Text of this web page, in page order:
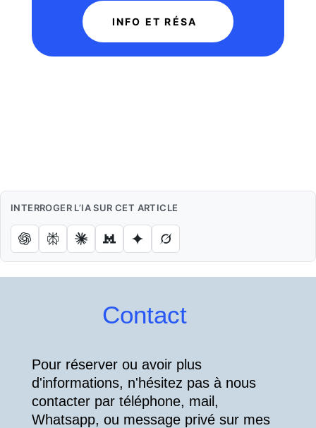
INFO ET RÉSA
INTERROGER L’IA SUR CET ARTICLE
Contact
Pour réserver ou avoir plus
d'informations, n'hésitez pas à nous
contacter par téléphone, mail,
Whatsapp, ou message privé sur mes